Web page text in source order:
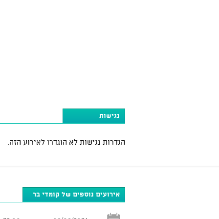
נגישות
הגדרות נגישות לא הוגדרו לאירוע הזה.
אירועים נוספים של קומדי בר